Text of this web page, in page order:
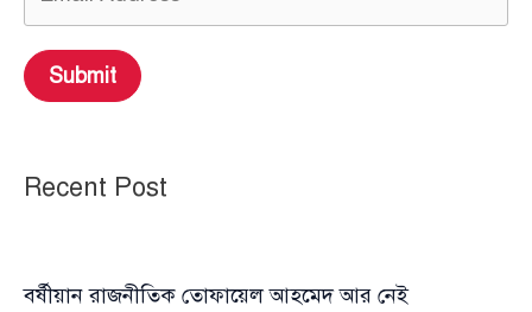
Submit
Recent Post
বর্ষীয়ান রাজনীতিক তোফায়েল আহমেদ আর নেই